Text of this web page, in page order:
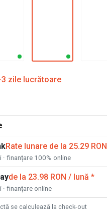
zile lucrătoare
Rate lunare de la 25.29 RON
· finanțare 100% online
de la 23.98 RON / lună *
· finanțare online
se calculează la check-out